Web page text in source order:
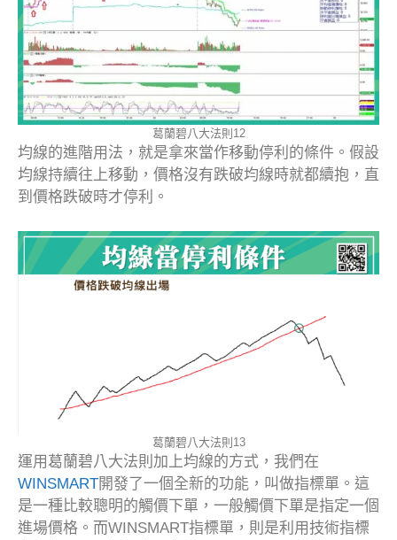
葛蘭碧八大法則12
均線的進階用法，就是拿來當作移動停利的條件。假設
均線持續往上移動，價格沒有跌破均線時就都續抱，直
到價格跌破時才停利。
葛蘭碧八大法則13
運用葛蘭碧八大法則加上均線的方式，我們在
WINSMART開發了一個全新的功能，叫做指標單。這
是一種比較聰明的觸價下單，一般觸價下單是指定一個
進場價格。而WINSMART指標單，則是利用技術指標